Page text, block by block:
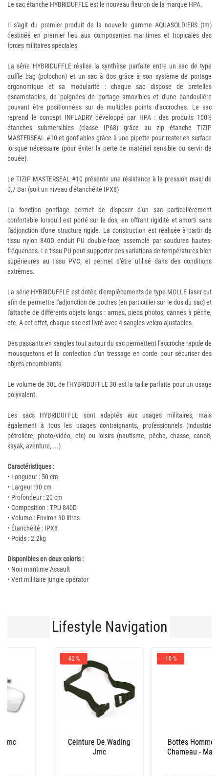
Le sac étanche HYBRIDUFFLE est le nouveau fleuron de la marque HPA.
Il s'agit du premier produit de la nouvelle gamme AQUASOLDIERS (tm)
destinée en premier lieu aux composantes maritimes et tropicales des
forces militaires spéciales.
La série HYBRIDUFFLE réalise la synthèse parfaite entre un sac de type
duffle bag (polochon) et un sac à dos grâce à son système de portage
ergonomique et sa modularité : chaque sac dispose de bretelles
escamotables, de poignées de portage amovibles et d'une bandoulière
pouvant être positionnées sur de multiples points d'accroches. Le sac
reprend le concept INFLADRY développé par HPA : des produits 100%
étanches submersibles (classe IP68) grâce au zip étanche TIZIP
MASTERSEAL #10 et gonflables grâce à une pipette pour rester en surface
lorsque nécessaire (pour éviter la perte de matériel sensible ou servir de
bouée).
Le TIZIP MASTERSEAL #10 présente une résistance à la pression maxi de
0,7 Bar (soit un niveau d'étanchéité IPX8)
La fonction gonflage permet de disposer d'un sac particulièrement
confortable lorsqu'il est porté sur le dos, en offrant rigidité et amorti sans
l'adjonction d'une structure rigide. La construction est réalisée à partir de
tissu nylon 840D enduit PU double-face, assemblé par soudures hautes-
fréquences. Le tissu PU peut supporter des variations de températures bien
supérieures au tissu PVC, et permet d'être utilisé dans des conditions
extrêmes.
La série HYBRIDUFFLE est dotée d'empiècements de type MOLLE laser cut
afin de permettre l'adjonction de poches (en particulier sur le dos du sac) et
l'attache de différents objets longs : armes, pieds photos, cannes à pêche,
etc. A cet effet, chaque sac est livré avec 4 sangles velcro ajustables.
Des passants en sangles tout autour du sac permettent l'accroche rapide de
mousquetons et la confection d'un tressage en corde pour sécuriser des
objets encombrants.
Le volume de 30L de l'HYBRIDUFFLE 30 est la taille parfaite pour un usage
polyvalent.
Les sacs HYBRIDUFFLE sont adaptés aux usages militaires, mais
également à tous les usages contraignants, professionnels (industrie
pétrolière, photo/vidéo, etc) ou loisirs (nautisme, pêche, chasse, canoë,
kayak, aventure, ...)
Caractéristiques :
• Longueur : 50 cm
• Largeur :30 cm
• Profondeur : 20 cm
• Composition : TPU 840D
• Volume : Environ 30 litres
• Étanchéité : IPX8
• Poids : 2.2kg
Disponibles en deux coloris :
• Noir maritime Assault
• Vert militaire jungle opérator
Lifestyle Navigation
Bottes Homme Le
Salopette Xm Ocean